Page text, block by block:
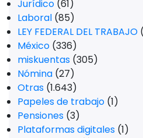
Jurídico (61)
Laboral (85)
LEY FEDERAL DEL TRABAJO
México (336)
miskuentas (305)
Nómina (27)
Otras (1.643)
Papeles de trabajo (1)
Pensiones (3)
Plataformas digitales (1)